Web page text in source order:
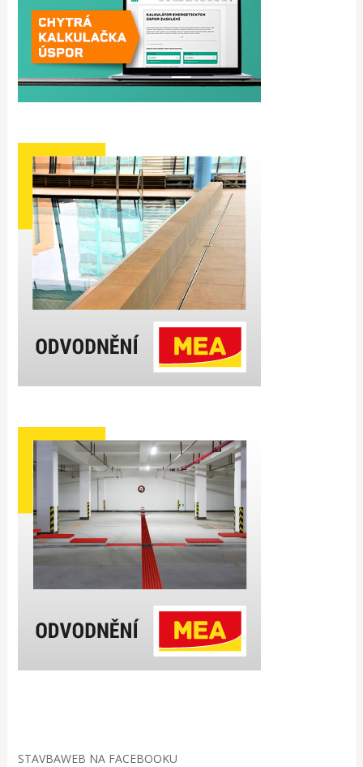
STAVBAWEB NA FACEBOOKU